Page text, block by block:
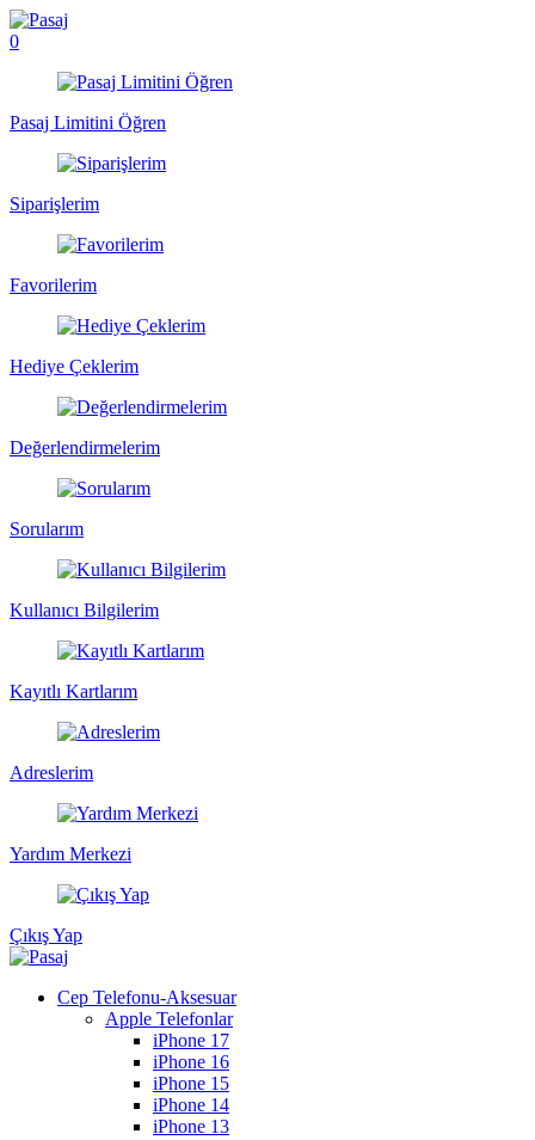
0
Pasaj Limitini Öğren
Siparişlerim
Favorilerim
Hediye Çeklerim
Değerlendirmelerim
Sorularım
Kullanıcı Bilgilerim
Kayıtlı Kartlarım
Adreslerim
Yardım Merkezi
Çıkış Yap
Cep Telefonu-Aksesuar
Apple Telefonlar
iPhone 17
iPhone 16
iPhone 15
iPhone 14
iPhone 13